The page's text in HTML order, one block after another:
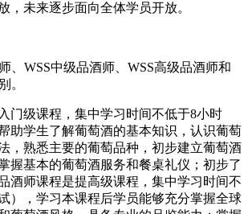
，未来逐步面向全体学员开放。
、WSS中级品酒师、WSS高级品酒师和
。
门级课程，集中学习时间不低于8小时
助学生了解葡萄酒的基本知识，认识葡萄
，熟悉主要的葡萄品种，初步建立葡萄酒
握基本的葡萄酒服务和餐桌礼仪；初步了
酒师课程是提高级课程，集中学习时间不
），学习本课程后学员能够充分掌握全球